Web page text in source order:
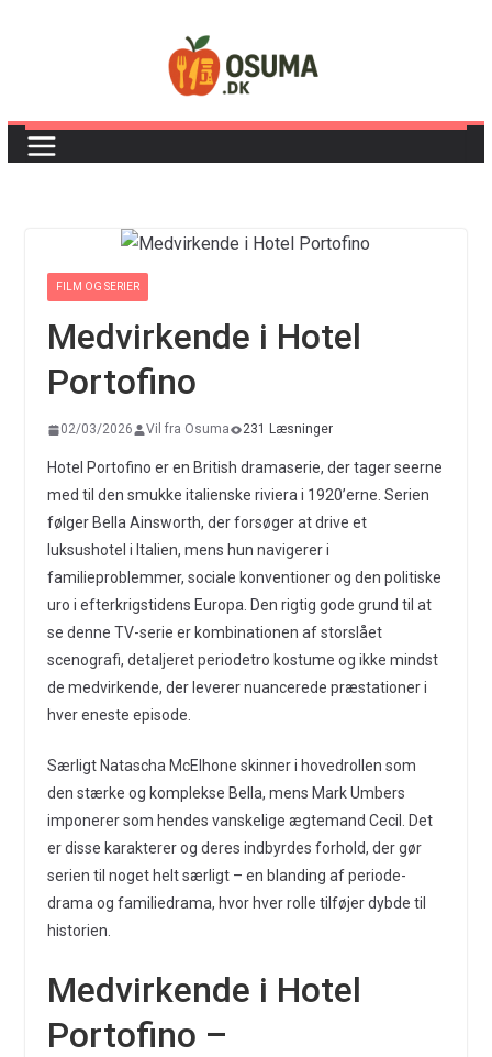
FILM OG SERIER
Medvirkende i Hotel
Portofino
02/03/2026 Vil fra Osuma 231 Læsninger
Hotel Portofino er en British dramaserie, der tager seerne
med til den smukke italienske riviera i 1920’erne. Serien
følger Bella Ainsworth, der forsøger at drive et
luksushotel i Italien, mens hun navigerer i
familieproblemmer, sociale konventioner og den politiske
uro i efterkrigstidens Europa. Den rigtig gode grund til at
se denne TV-serie er kombinationen af storslået
scenografi, detaljeret periodetro kostume og ikke mindst
de medvirkende, der leverer nuancerede præstationer i
hver eneste episode.
Særligt Natascha McElhone skinner i hovedrollen som
den stærke og komplekse Bella, mens Mark Umbers
imponerer som hendes vanskelige ægtemand Cecil. Det
er disse karakterer og deres indbyrdes forhold, der gør
serien til noget helt særligt – en blanding af periode-
drama og familiedrama, hvor hver rolle tilføjer dybde til
historien.
Medvirkende i Hotel
Portofino –